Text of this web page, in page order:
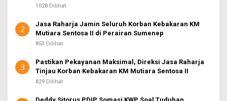
1028 Dilihat
2
Jasa Raharja Jamin Seluruh Korban Kebakaran KM
Mutiara Sentosa II di Perairan Sumenep
853 Dilihat
3
Pastikan Pekayanan Maksimal, Direksi Jasa Raharja
Tinjau Korban Kebakaran KM Mutiara Sentosa II
829 Dilihat